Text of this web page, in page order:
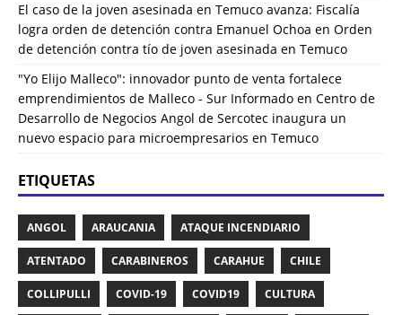
El caso de la joven asesinada en Temuco avanza: Fiscalía
logra orden de detención contra Emanuel Ochoa en Orden
de detención contra tío de joven asesinada en Temuco
"Yo Elijo Malleco": innovador punto de venta fortalece
emprendimientos de Malleco - Sur Informado en Centro de
Desarrollo de Negocios Angol de Sercotec inaugura un
nuevo espacio para microempresarios en Temuco
ETIQUETAS
ANGOL ARAUCANIA ATAQUE INCENDIARIO
ATENTADO CARABINEROS CARAHUE CHILE
COLLIPULLI COVID-19 COVID19 CULTURA